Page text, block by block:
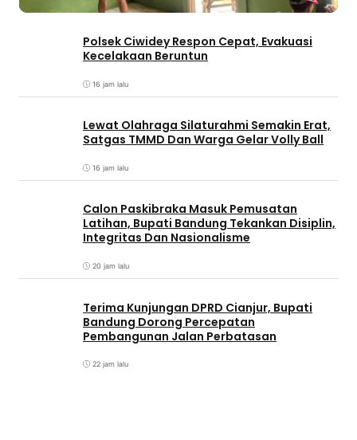
Polsek Ciwidey Respon Cepat, Evakuasi
Kecelakaan Beruntun
16 jam lalu
Lewat Olahraga Silaturahmi Semakin Erat,
Satgas TMMD Dan Warga Gelar Volly Ball
16 jam lalu
Calon Paskibraka Masuk Pemusatan
Latihan, Bupati Bandung Tekankan Disiplin,
Integritas Dan Nasionalisme
20 jam lalu
Terima Kunjungan DPRD Cianjur, Bupati
Bandung Dorong Percepatan
Pembangunan Jalan Perbatasan
22 jam lalu